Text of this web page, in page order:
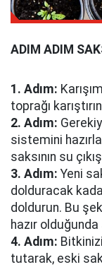
ADIM ADIM
1. Adım:
toprağı
2. Adım:
sistemini
saksının su
3. Adım: Yeni
dolduracak
doldurun. Bu
hazır olduğunda
4. Adım:
tutarak, eski